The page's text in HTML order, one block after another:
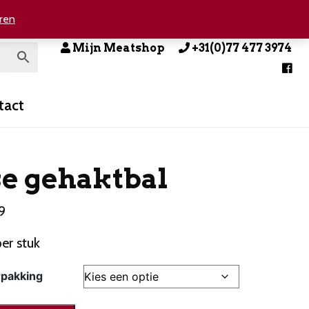
Mijn Meatshop +31(0)77 477 3974
gehaktbal
stuk